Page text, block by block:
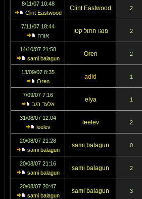
2
Clint Eastwood
10:48 8/11/07
Clint Eastwood
2 פנגו חתול קטן
18:44 7/11/07
אורח
2
Oren
21:58 14/10/07
sami balagun
1
adid
8:35 13/09/07
Oren
1
elya
7:16 7/09/07
אלעד רגב
2
leelev
12:04 31/08/07
leelev
0
sami balagun
21:28 20/08/07
sami balagun
2
sami balagun
21:16 20/08/07
sami balagun
3
sami balagun
20:47 20/08/07
sami balagun